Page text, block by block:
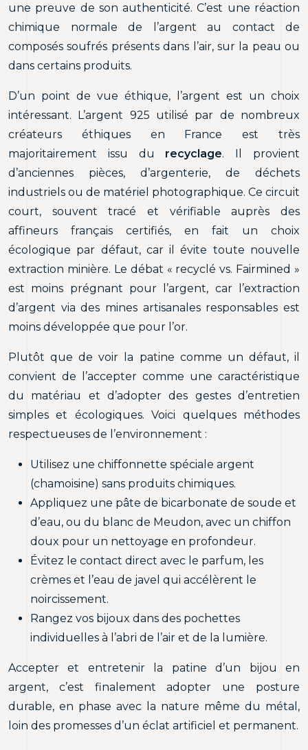
une preuve de son authenticité. C’est une réaction
chimique normale de l’argent au contact de
composés soufrés présents dans l’air, sur la peau ou
dans certains produits.
D’un point de vue éthique, l’argent est un choix
intéressant. L’argent 925 utilisé par de nombreux
créateurs éthiques en France est très
majoritairement issu du recyclage. Il provient
d’anciennes pièces, d’argenterie, de déchets
industriels ou de matériel photographique. Ce circuit
court, souvent tracé et vérifiable auprès des
affineurs français certifiés, en fait un choix
écologique par défaut, car il évite toute nouvelle
extraction minière. Le débat « recyclé vs. Fairmined »
est moins prégnant pour l’argent, car l’extraction
d’argent via des mines artisanales responsables est
moins développée que pour l’or.
Plutôt que de voir la patine comme un défaut, il
convient de l’accepter comme une caractéristique
du matériau et d’adopter des gestes d’entretien
simples et écologiques. Voici quelques méthodes
respectueuses de l’environnement :
Utilisez une chiffonnette spéciale argent
(chamoisine) sans produits chimiques.
Appliquez une pâte de bicarbonate de soude et
d’eau, ou du blanc de Meudon, avec un chiffon
doux pour un nettoyage en profondeur.
Évitez le contact direct avec le parfum, les
crèmes et l’eau de javel qui accélèrent le
noircissement.
Rangez vos bijoux dans des pochettes
individuelles à l’abri de l’air et de la lumière.
Accepter et entretenir la patine d’un bijou en
argent, c’est finalement adopter une posture
durable, en phase avec la nature même du métal,
loin des promesses d’un éclat artificiel et permanent.